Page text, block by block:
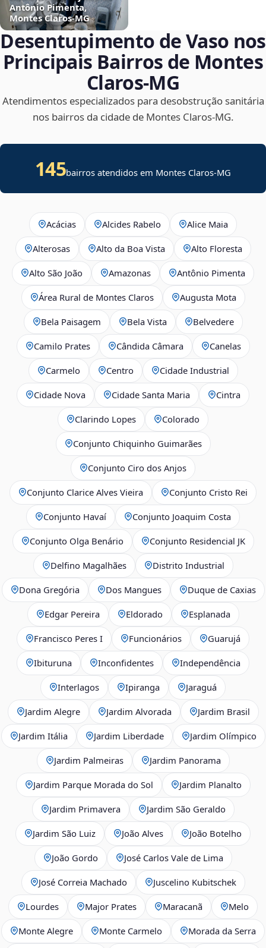
Antônio Pimenta,
Montes Claros‑MG
Desentupimento de Vaso nos
Principais Bairros de Montes
Claros‑MG
Atendimentos especializados para desobstrução sanitária
nos bairros da cidade de Montes Claros‑MG.
145bairros atendidos em Montes Claros-MG
Acácias Alcides Rabelo Alice Maia
Alterosas Alto da Boa Vista Alto Floresta
Alto São João Amazonas Antônio Pimenta
Área Rural de Montes Claros Augusta Mota
Bela Paisagem Bela Vista Belvedere
Camilo Prates Cândida Câmara Canelas
Carmelo Centro Cidade Industrial
Cidade Nova Cidade Santa Maria Cintra
Clarindo Lopes Colorado
Conjunto Chiquinho Guimarães
Conjunto Ciro dos Anjos
Conjunto Clarice Alves Vieira Conjunto Cristo Rei
Conjunto Havaí Conjunto Joaquim Costa
Conjunto Olga Benário Conjunto Residencial JK
Delfino Magalhães Distrito Industrial
Dona Gregória Dos Mangues Duque de Caxias
Edgar Pereira Eldorado Esplanada
Francisco Peres I Funcionários Guarujá
Ibituruna Inconfidentes Independência
Interlagos Ipiranga Jaraguá
Jardim Alegre Jardim Alvorada Jardim Brasil
Jardim Itália Jardim Liberdade Jardim Olímpico
Jardim Palmeiras Jardim Panorama
Jardim Parque Morada do Sol Jardim Planalto
Jardim Primavera Jardim São Geraldo
Jardim São Luiz João Alves João Botelho
João Gordo José Carlos Vale de Lima
José Correia Machado Juscelino Kubitschek
Lourdes Major Prates Maracanã Melo
Monte Alegre Monte Carmelo Morada da Serra